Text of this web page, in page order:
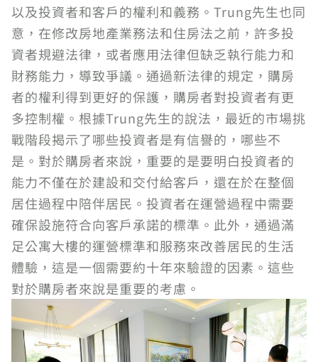
以及投資者和客戶的權利和義務。Trung先生也同
意，在修改房地產業務法和住房法之前，許多投
資者規避法律，或者應用法律但缺乏執行能力和
財務能力，導致爭議。通過新法律的規定，購房
者的權利得到更好的保護，購房者對投資者有更
多控制權。根據Trung先生的說法，最近的市場挑
戰階段揭示了哪些投資者是有信譽的，哪些不
是。對於購房者來說，重要的是要明白投資者的
能力不僅在於建設和交付給客戶，還在於在整個
居住過程中陪伴居民。投資者在運營過程中需要
確保設施符合向客戶承諾的標準。此外，通過滿
足公寓大樓的運營標準和服務來改善居民的生活
體驗，這是一個需要約十年來驗證的因素。這些
對於購房者來說是重要的考慮。